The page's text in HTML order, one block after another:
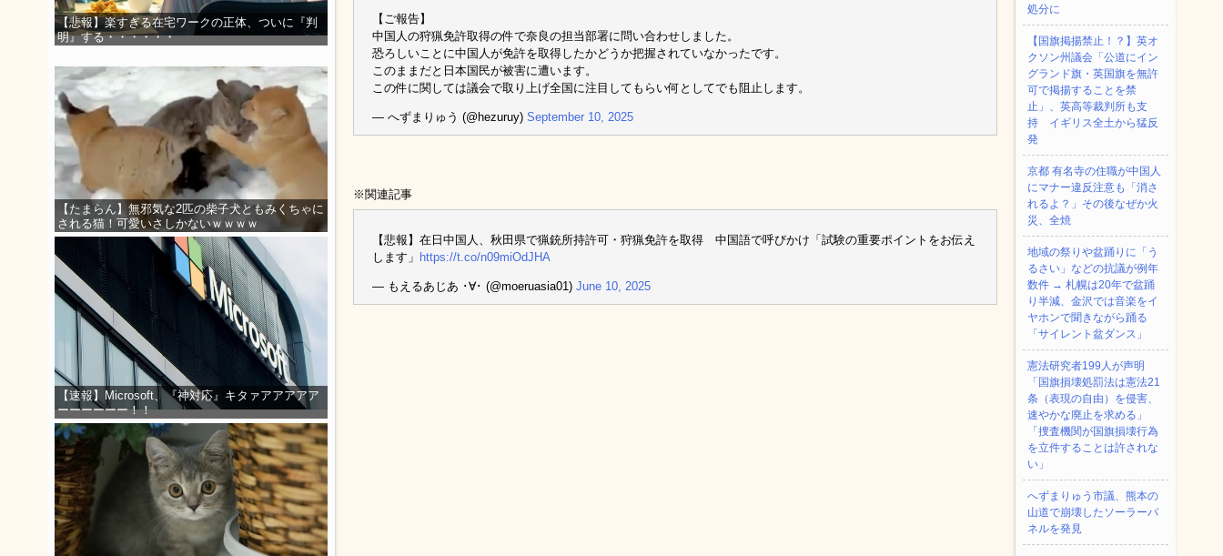
【悲報】楽すぎる在宅ワークの正体、ついに『判
明』する・・・・・・
【たまらん】無邪気な2匹の柴子犬ともみくちゃに
される猫！可愛いさしかないｗｗｗｗ
【速報】Microsoft、『神対応』キタァアアアアア
ーーーーーー！！
【ご報告】
中国人の狩猟免許取得の件で奈良の担当部署に問い合わせしました。
恐ろしいことに中国人が免許を取得したかどうか把握されていなかったです。
このままだと日本国民が被害に遭います。
この件に関しては議会で取り上げ全国に注目してもらい何としてでも阻止します。
— へずまりゅう (@hezuruy) September 10, 2025
※関連記事
【悲報】在日中国人、秋田県で猟銃所持許可・狩猟免許を取得 中国語で呼びかけ「試験の重要ポイントをお伝え
します」 https://t.co/n09miOdJHA
— もえるあじあ ･∀･ (@moeruasia01) June 10, 2025
処分に
【国旗掲揚禁止！？】英オ
クソン州議会「公道にイン
グランド旗・英国旗を無許
可で掲揚することを禁
止」、英高等裁判所も支
持 イギリス全土から猛反
発
京都 有名寺の住職が中国人
にマナー違反注意も「消さ
れるよ？」その後なぜか火
災、全焼
地域の祭りや盆踊りに「う
るさい」などの抗議が例年
数件 → 札幌は20年で盆踊
り半減、金沢では音楽をイ
ヤホンで聞きながら踊る
「サイレント盆ダンス」
憲法研究者199人が声明
「国旗損壊処罰法は憲法21
条（表現の自由）を侵害、
速やかな廃止を求める」
「捜査機関が国旗損壊行為
を立件することは許されな
い」
へずまりゅう市議、熊本の
山道で崩壊したソーラーパ
ネルを発見